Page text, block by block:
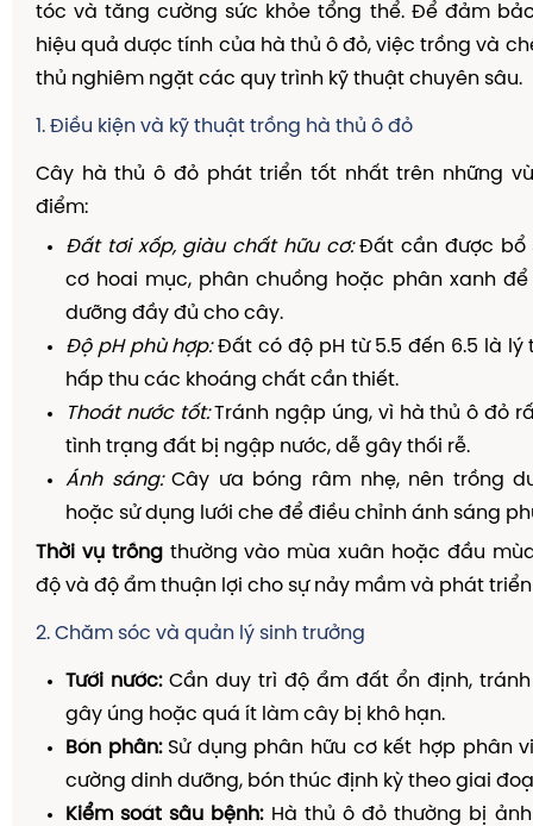
tóc và tăng cường sức khỏe tổng thể. Để đảm
hiệu quả dược tính của hà thủ ô đỏ, việc trồng và
thủ nghiêm ngặt các quy trình kỹ thuật chuyên sâu.
1. Điều kiện và kỹ thuật trồng hà thủ ô đỏ
Cây hà thủ ô đỏ phát triển tốt nhất trên những
điểm:
Đất tơi xốp, giàu chất hữu cơ:Đất cần được bổ
cơ hoai mục, phân chuồng hoặc phân xanh
dưỡng đầy đủ cho cây.
Độ pH phù hợp:Đất có độ pH từ 5.5 đến 6.5 là lý
hấp thu các khoáng chất cần thiết.
Thoát nước tốt:Tránh ngập úng, vì hà thủ ô đỏ
tình trạng đất bị ngập nước, dễ gây thối rễ.
Ánh sáng:Cây ưa bóng râm nhẹ, nên trồng
hoặc sử dụng lưới che để điều chỉnh ánh sáng
Thời vụ trồngthường vào mùa xuân hoặc đầu
độ và độ ẩm thuận lợi cho sự nảy mầm và phát
2. Chăm sóc và quản lý sinh trưởng
Tưới nước:Cần duy trì độ ẩm đất ổn định,
gây úng hoặc quá ít làm cây bị khô hạn.
Bón phân:Sử dụng phân hữu cơ kết hợp phân
cường dinh dưỡng, bón thúc định kỳ theo giai
Kiểm soát sâu bệnh:Hà thủ ô đỏ thường bị